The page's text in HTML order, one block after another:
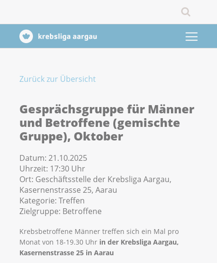
Zurück zur Übersicht
Gesprächsgruppe für Männer
und Betroffene (gemischte
Gruppe), Oktober
Datum: 21.10.2025
Uhrzeit: 17:30 Uhr
Ort: Geschäftsstelle der Krebsliga Aargau,
Kasernenstrasse 25, Aarau
Kategorie: Treffen
Zielgruppe: Betroffene
Krebsbetroffene Männer treffen sich ein Mal pro
Monat von 18-19.30 Uhr in der Krebsliga Aargau,
Kasernenstrasse 25 in Aarau